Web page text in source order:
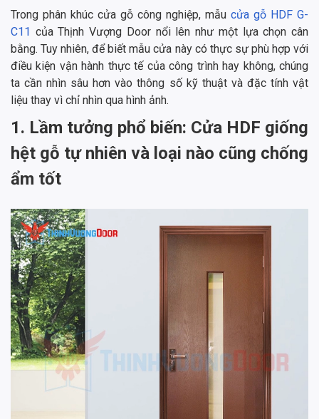
Trong phân khúc cửa gỗ công nghiệp, mẫu cửa gỗ HDF G-
C11 của Thịnh Vượng Door nổi lên như một lựa chọn cân
bằng. Tuy nhiên, để biết mẫu cửa này có thực sự phù hợp với
điều kiện vận hành thực tế của công trình hay không, chúng
ta cần nhìn sâu hơn vào thông số kỹ thuật và đặc tính vật
liệu thay vì chỉ nhìn qua hình ảnh.
1. Lầm tưởng phổ biến: Cửa HDF giống
hệt gỗ tự nhiên và loại nào cũng chống
ẩm tốt